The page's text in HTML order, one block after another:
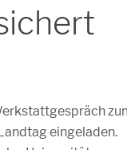
eingeladen.